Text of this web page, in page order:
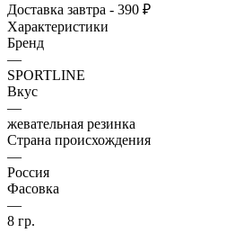
Доставка завтра - 390 ₽
Характеристики
Бренд
—
SPORTLINE
Вкус
—
жевательная резинка
Страна происхождения
—
Россия
Фасовка
—
8 гр.